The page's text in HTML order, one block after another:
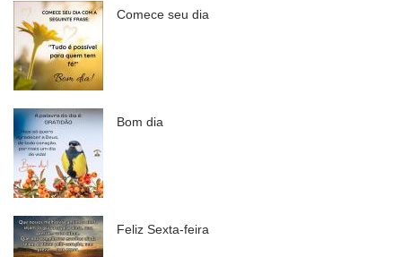
Comece seu dia
Bom dia
Feliz Sexta-feira